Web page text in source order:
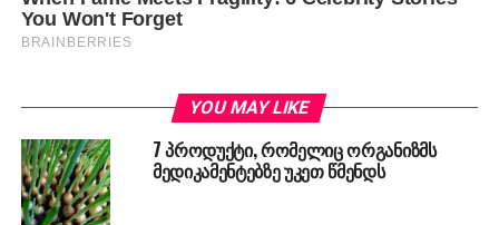
YOU MAY LIKE
7 პროდუქტი, რომელიც ორგანიზმს
მედიკამენტებზე უკეთ წმენდს